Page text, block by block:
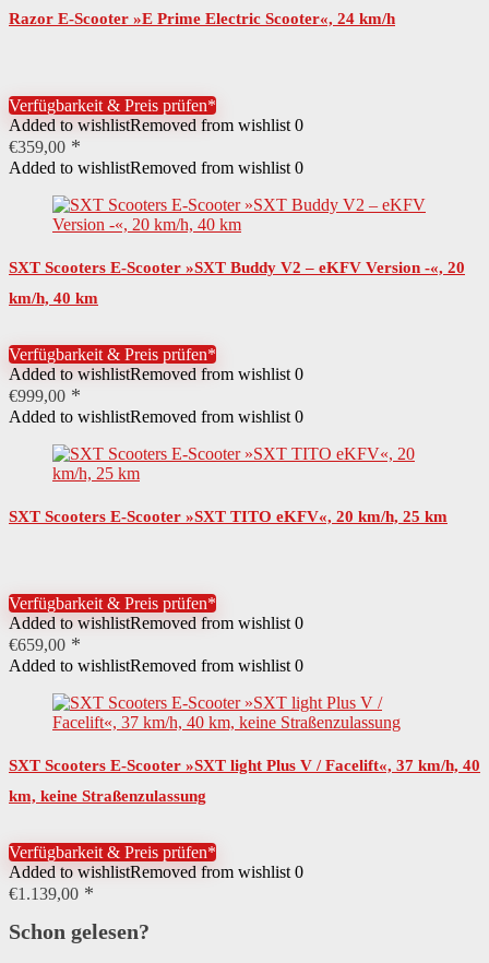
Nutzungsbereich innerhalb der StVZO
Benutzergewicht maximal
Altersempfehlung ab 16 Jahren
Anzahl benötigter Batterien 1 St.
Batterie-Akku-Technologie
Art Stromversorgung Akku (Wechselbar)
Material Trittfläche Aluminium
Sitzposition
Breite Sattel 25,00 cm
Steigfähigkeit in Prozent 15,00 %
Steigfähigkeit
Besondere Merkmale
Razor E-Scooter »E Prime Electric Scooter«, 24 km/h
Verfügbarkeit & Preis prüfen*
Added to wishlistRemoved from wishlist 0
€359,00
Added to wishlistRemoved from wishlist 0
SXT Scooters E-Scooter »SXT Buddy V2 – eKFV Version -«, 20
km/h, 40 km
Verfügbarkeit & Preis prüfen*
Added to wishlistRemoved from wishlist 0
€999,00
Added to wishlistRemoved from wishlist 0
SXT Scooters E-Scooter »SXT TITO eKFV«, 20 km/h, 25 km
Verfügbarkeit & Preis prüfen*
Added to wishlistRemoved from wishlist 0
€659,00
Added to wishlistRemoved from wishlist 0
SXT Scooters E-Scooter »SXT light Plus V / Facelift«, 37 km/h, 40
km, keine Straßenzulassung
Verfügbarkeit & Preis prüfen*
Added to wishlistRemoved from wishlist 0
€1.139,00
Schon gelesen?